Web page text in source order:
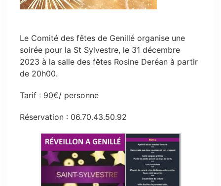
Le Comité des fêtes de Genillé organise une
soirée pour la St Sylvestre, le 31 décembre
2023 à la salle des fêtes Rosine Deréan à partir
de 20h00.
Tarif : 90€/ personne
Réservation : 06.70.43.50.92